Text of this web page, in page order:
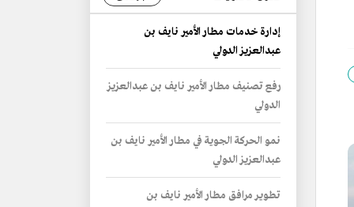
إدارة خدمات مطار الأمير نايف بن
عبدالعزيز الدولي
رفع تصنيف مطار الأمير نايف بن عبدالعزيز
الدولي
نمو الحركة الجوية في مطار الأمير نايف بن
عبدالعزيز الدولي
تطوير مرافق مطار الأمير نايف بن